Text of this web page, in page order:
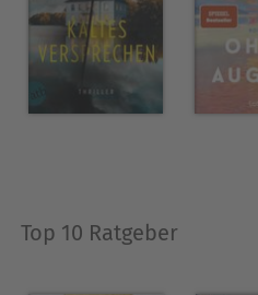
Top 10 Ratgeber